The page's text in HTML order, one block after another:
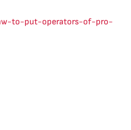
to-put-operators-of-pro-